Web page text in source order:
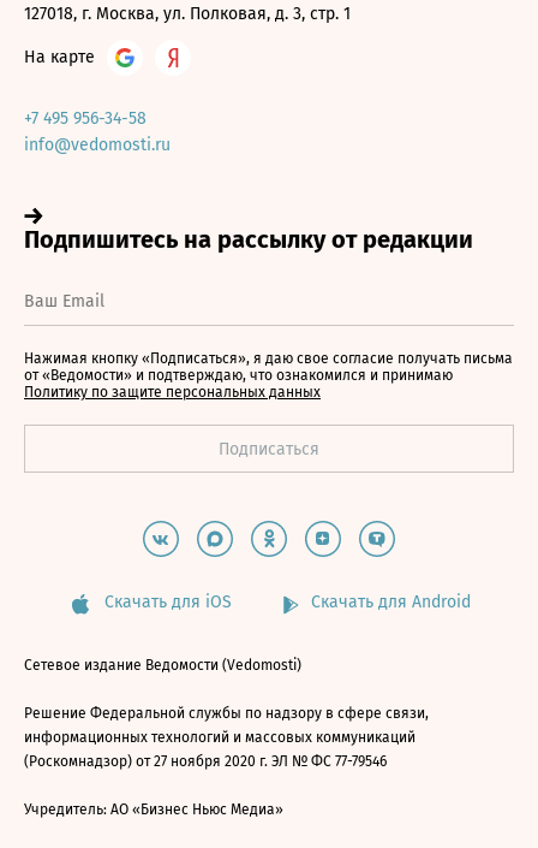
127018, г. Москва, ул. Полковая, д. 3, стр. 1
На карте
+7 495 956-34-58
info@vedomosti.ru
Нажимая кнопку «Подписаться», я даю свое согласие получать письма
от «Ведомости» и подтверждаю, что ознакомился и принимаю
Политику по защите персональных данных
Скачать для iOS Скачать для Android
Сетевое издание Ведомости (Vedomosti)
Решение Федеральной службы по надзору в сфере связи,
информационных технологий и массовых коммуникаций
(Роскомнадзор) от 27 ноября 2020 г. ЭЛ № ФС 77-79546
Учредитель: АО «Бизнес Ньюс Медиа»